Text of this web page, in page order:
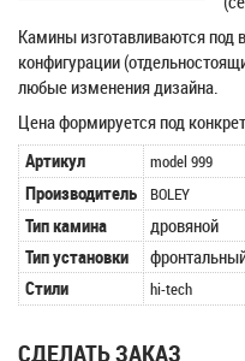
Камины изготавливаются под
конфигурации
любые изменения дизайна.
Цена формируется под
Артикул
model 999
Производитель BOLEY
Тип камина
дровяной
Тип установки
Стили
hi-tech
СДЕЛАТЬ ЗАКАЗ